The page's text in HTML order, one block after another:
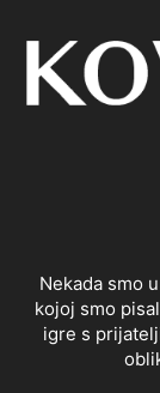
Nekada smo
kojoj smo
igre s